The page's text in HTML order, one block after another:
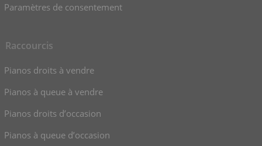
Paramètres de consentement
Raccourcis
Pianos droits à vendre
Pianos à queue à vendre
Pianos droits d’occasion
Pianos à queue d’occasion